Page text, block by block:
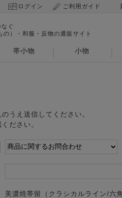
ログイン ご利用ガイド
ぐ
の）・和服・反物の通販サイト
帯小物 小物
うえ送信してください。
ださい。
美濃焼帯留（クラシカルライン/六